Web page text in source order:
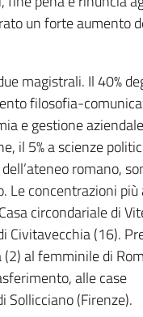
un forte aumento
magistrali. Il 40%
filosofia-
e gestione
il 5% a scienze
romano,
Le concentrazioni più
circondariale di
Civitavecchia (16).
(2) al femminile di
alle case
Sollicciano (Firenze).